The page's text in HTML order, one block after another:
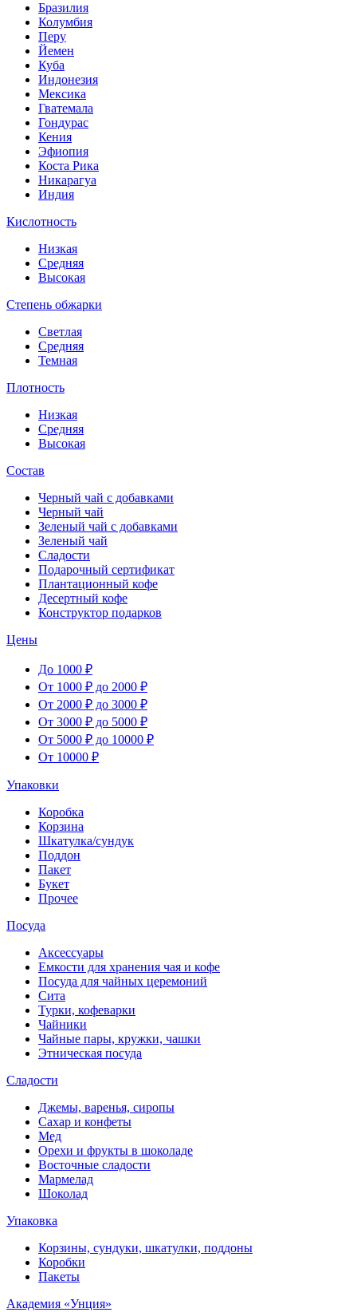
Бразилия
Колумбия
Перу
Йемен
Куба
Индонезия
Мексика
Гватемала
Гондурас
Кения
Эфиопия
Коста Рика
Никарагуа
Индия
Кислотность
Низкая
Средняя
Высокая
Степень обжарки
Светлая
Средняя
Темная
Плотность
Низкая
Средняя
Высокая
Состав
Черный чай с добавками
Черный чай
Зеленый чай с добавками
Зеленый чай
Сладости
Подарочный сертификат
Плантационный кофе
Десертный кофе
Конструктор подарков
Цены
До 1000 ₽
От 1000 ₽ до 2000 ₽
От 2000 ₽ до 3000 ₽
От 3000 ₽ до 5000 ₽
От 5000 ₽ до 10000 ₽
От 10000 ₽
Упаковки
Коробка
Корзина
Шкатулка/сундук
Поддон
Пакет
Букет
Прочее
Посуда
Аксессуары
Емкости для хранения чая и кофе
Посуда для чайных церемоний
Сита
Турки, кофеварки
Чайники
Чайные пары, кружки, чашки
Этническая посуда
Сладости
Джемы, варенья, сиропы
Сахар и конфеты
Мед
Орехи и фрукты в шоколаде
Восточные сладости
Мармелад
Шоколад
Упаковка
Корзины, сундуки, шкатулки, поддоны
Коробки
Пакеты
Академия «Унция»